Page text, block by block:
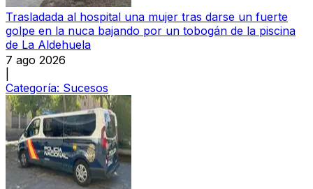
Trasladada al hospital una mujer tras darse un fuerte
golpe en la nuca bajando por un tobogán de la piscina
de La Aldehuela
7 ago 2026
Categoría: Sucesos